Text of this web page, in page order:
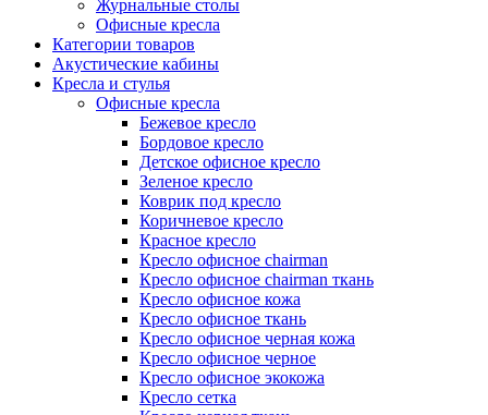
Журнальные столы
Офисные кресла
Категории товаров
Акустические кабины
Кресла и стулья
Офисные кресла
Бежевое кресло
Бордовое кресло
Детское офисное кресло
Зеленое кресло
Коврик под кресло
Коричневое кресло
Красное кресло
Кресло офисное chairman
Кресло офисное chairman ткань
Кресло офисное кожа
Кресло офисное ткань
Кресло офисное черная кожа
Кресло офисное черное
Кресло офисное экокожа
Кресло сетка